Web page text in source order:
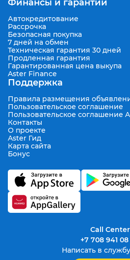
Финансы и гарантии
Автокредитование
Рассрочка
Безопасная покупка
7 дней на обмен
Техническая гарантия 30 дней
Продленная гарантия
Гарантированная цена выкупа
Aster Finance
Поддержка
Правила размещения
Пользовательское соглашение
Пользовательское соглашение
Контакты
О проекте
Aster Гид
Карта сайта
Бонус
Call Center
+7 708 941
Написать в